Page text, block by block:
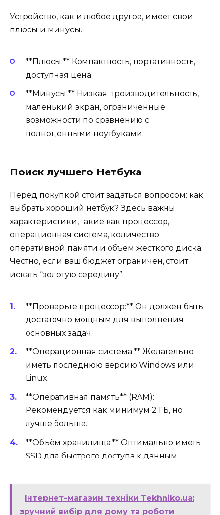
Устройство, как и любое другое, имеет свои
плюсы и минусы.
**Плюсы:** Компактность, портативность,
доступная цена.
**Минусы:** Низкая производительность,
маленький экран, ограниченные
возможности по сравнению с
полноценными ноутбуками.
Поиск лучшего Нетбука
Перед покупкой стоит задаться вопросом: как
выбрать хороший нетбук? Здесь важны
характеристики, такие как процессор,
операционная система, количество
оперативной памяти и объём жёсткого диска.
Честно, если ваш бюджет ограничен, стоит
искать “золотую середину”.
**Проверьте процессор:** Он должен быть
достаточно мощным для выполнения
основных задач.
**Операционная система:** Желательно
иметь последнюю версию Windows или
Linux.
**Оперативная память** (RAM):
Рекомендуется как минимум 2 ГБ, но
лучше больше.
**Объём хранилища:** Оптимально иметь
SSD для быстрого доступа к данным.
Інтернет-магазин техніки Tekhniko.ua:
зручний вибір для дому та роботи